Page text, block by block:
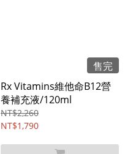
售完
Rx Vitamins維他命B12營
養補充液/120ml
NT$2,260
NT$1,790